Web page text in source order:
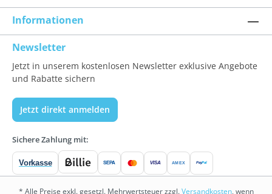
Informationen
Newsletter
Jetzt in unserem kostenlosen Newsletter exklusive Angebote
und Rabatte sichern
Jetzt direkt anmelden
Sichere Zahlung mit:
Vorkasse SEPA VISA AMEX PayPal
* Alle Preise exkl. gesetzl. Mehrwertsteuer zzgl.Versandkosten, wenn